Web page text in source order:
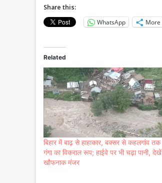
Share this:
WhatsApp
More
Related
बिहार में बाढ़ से हाहाकार, बक्सर से कहलगांव तक
गंगा का विकराल रूप; हाईवे पर भी चढ़ा पानी, देखें
खौफनाक मंजर